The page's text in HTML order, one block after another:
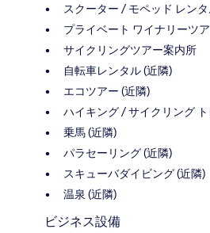
スクーター / モペッド レン
プライベート ワイナリーツ
サイクリングツアー案内所
自転車レンタル (近隣)
エコツアー (近隣)
ハイキング / サイクリング
乗馬 (近隣)
パラセーリング (近隣)
スキューバダイビング (近隣)
温泉 (近隣)
ビジネス設備